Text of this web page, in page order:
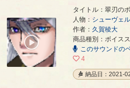
翠刃のボイス - 久賀稜大
タイトル：翠刃の
人物： シューヴェ
作者： 久賀稜大
商品種別：ボイス
このサウンドの
4
納品日：2021-